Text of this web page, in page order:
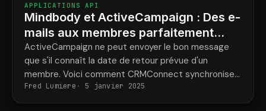
APPLICATIONS API
Mindbody et ActiveCampaign : Des e-
mails aux membres parfaitement
synchronisés avec des mises à jour
en direct sur les cours
ActiveCampaign ne peut envoyer le bon message
que s'il connaît la date de retour prévue d'un
membre. Voici comment CRMConnect synchronise
votre planning Mindbody et vos actions marketing
pour que chaque rappel arrive à temps.
Fred Lumiere 5 janvier 2025